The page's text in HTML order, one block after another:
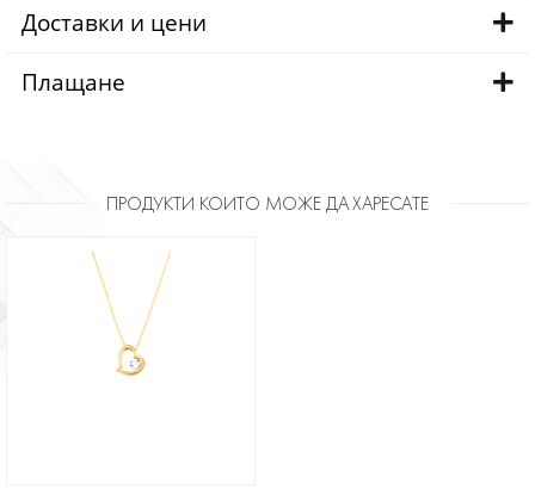
Доставки и цени
Плащане
ПРОДУКТИ КОИТО МОЖЕ ДА ХАРЕСАТЕ